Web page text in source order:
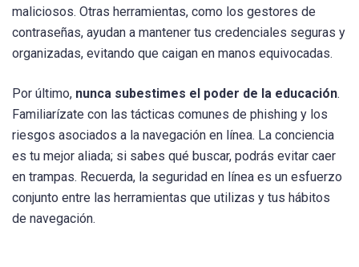
maliciosos. Otras herramientas, como los gestores de
contraseñas, ayudan a mantener tus credenciales seguras y
organizadas, evitando que caigan en manos equivocadas.
Por último, nunca subestimes el poder de la educación.
Familiarízate con las tácticas comunes de phishing y los
riesgos asociados a la navegación en línea. La conciencia
es tu mejor aliada; si sabes qué buscar, podrás evitar caer
en trampas. Recuerda, la seguridad en línea es un esfuerzo
conjunto entre las herramientas que utilizas y tus hábitos
de navegación.